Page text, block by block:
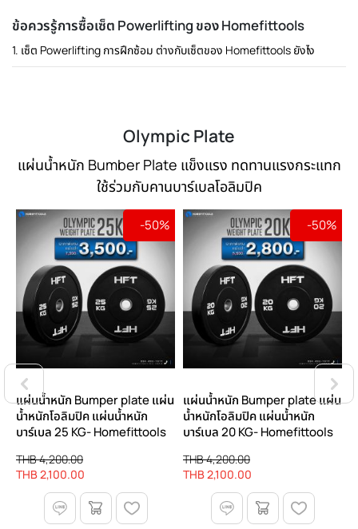
ข้อควรรู้การซื้อเซ็ต Powerlifting ของ Homefittools
1. เซ็ต Powerlifting การฝึกซ้อม ต่างกับเซ็ตของ Homefittools ยังไง
Olympic Plate
แผ่นน้ำหนัก Bumber Plate แข็งแรง ทดทานแรงกระแทก
ใช้ร่วมกับคานบาร์เบลโอลิมปิค
-50%
แผ่นน้ำหนัก Bumper plate แผ่น
น้ำหนักโอลิมปิค แผ่นน้ำหนัก
บาร์เบล 25 KG- Homefittools
THB 2,100.00
THB 4,200.00
-50%
แผ่นน้ำหนัก Bumper plate แผ่น
น้ำหนักโอลิมปิค แผ่นน้ำหนัก
บาร์เบล 20 KG- Homefittools
THB 2,100.00
THB 4,200.00